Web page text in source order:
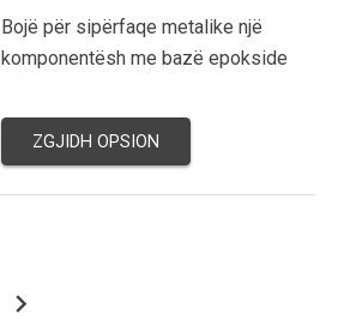
Bojë për sipërfaqe metalike një
komponentësh me bazë epokside
ZGJIDH OPSION